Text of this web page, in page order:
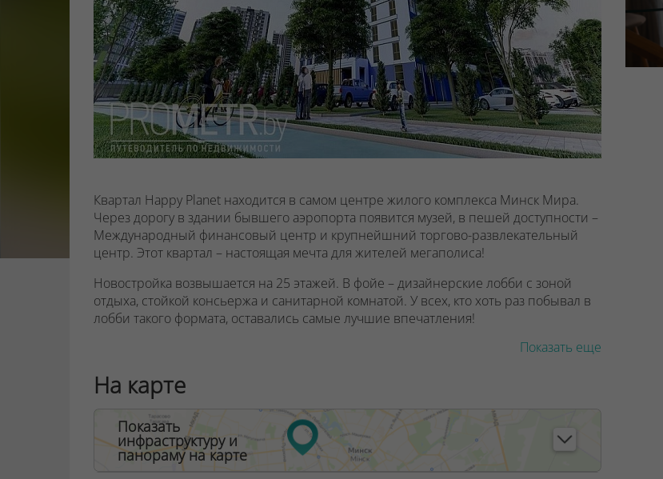
Квартал Happy Planet находится в самом центре жилого комплекса Минск Мира.
Через дорогу в здании бывшего аэропорта появится музей, в пешей доступности –
Международный финансовый центр и крупнейшний торгово-развлекательный
центр. Этот квартал – настоящая мечта для жителей мегаполиса!
Новостройка возвышается на 25 этажей. В фойе – дизайнерские лобби с зоной
отдыха, стойкой консьержа и санитарной комнатой. У всех, кто хоть раз побывал в
лобби такого формата, оставались самые лучшие впечатления!
Апартаменты в новостройке – свободной планировки с панорамными окнами и
В стилобате строения запроектированы коммерческие помещения (кофейни или
небольшие магазины, салоны красоты, фитнес-залы, медицинские кабинеты или
другие объекты).
Во дворе каждого дома жилого комплекса находятся игровые и спортивные
Показать еще
На карте
Показать
инфраструктуру и
панораму на карте